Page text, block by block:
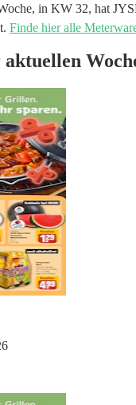
in KW 32, hat
Finde hier alle